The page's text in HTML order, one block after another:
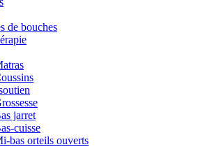
de bouches
jarret
cuisse
bas orteils ouverts